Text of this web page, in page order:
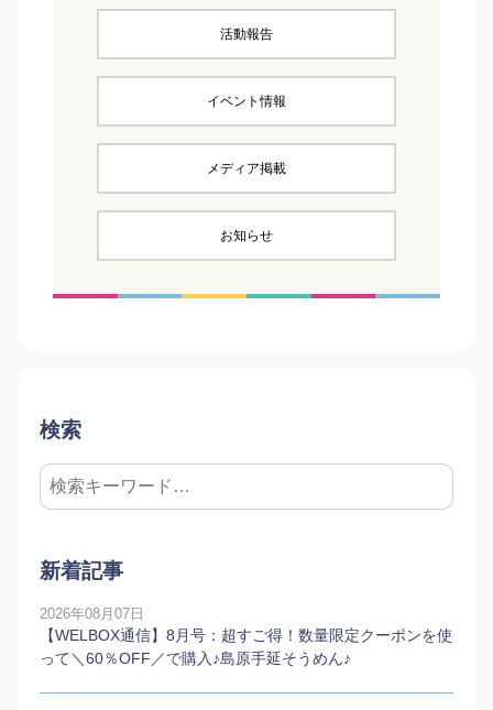
活動報告
イベント情報
メディア掲載
お知らせ
検索
新着記事
2026年08月07日
【WELBOX通信】8月号：超すご得！数量限定クーポンを使
って＼60％OFF／で購入♪島原手延そうめん♪